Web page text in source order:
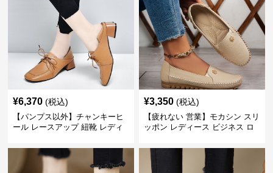
¥6,370 (税込)
【パンプス以外】チャンキーヒ
ール レースアップ 紐靴 レディ
ーツ スクエアトゥ 歩きやすい
¥3,350 (税込)
【疲れない 営業】モカシン スリ
ッポン レディース ビジネス ロ
ジュアル パンプス以外